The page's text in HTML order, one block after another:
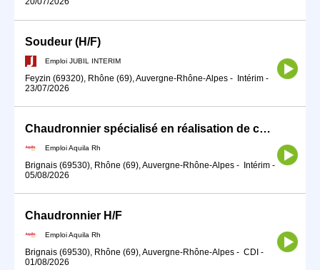
Soudeur (H/F)
Emploi JUBIL INTERIM
Feyzin (69320), Rhône (69), Auvergne-Rhône-Alpes - Intérim -
23/07/2026
Chaudronnier spécialisé en réalisation de cuves pharma H/F
Emploi Aquila Rh
Brignais (69530), Rhône (69), Auvergne-Rhône-Alpes - Intérim -
05/08/2026
Chaudronnier H/F
Emploi Aquila Rh
Brignais (69530), Rhône (69), Auvergne-Rhône-Alpes - CDI -
01/08/2026